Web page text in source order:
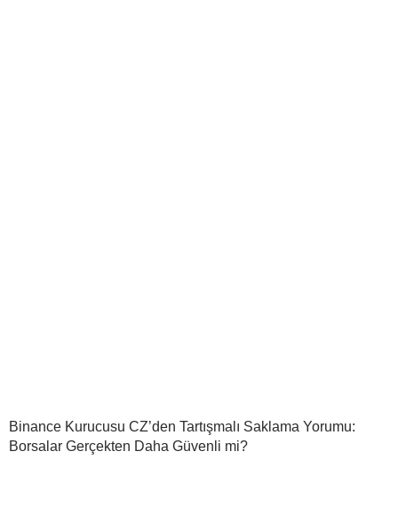
Binance Kurucusu CZ’den Tartışmalı Saklama Yorumu:
Borsalar Gerçekten Daha Güvenli mi?